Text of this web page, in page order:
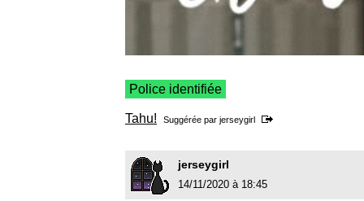
Police identifiée
Tahu! Suggérée par jerseygirl
jerseygirl
14/11/2020 à 18:45